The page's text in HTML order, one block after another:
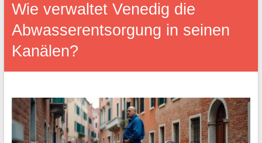
Wie verwaltet Venedig die
Abwasserentsorgung in seinen
Kanälen?